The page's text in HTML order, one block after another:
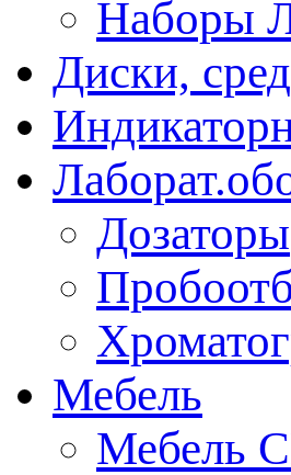
Наборы
Диски,
Дозаторы
Мебель
Мебель